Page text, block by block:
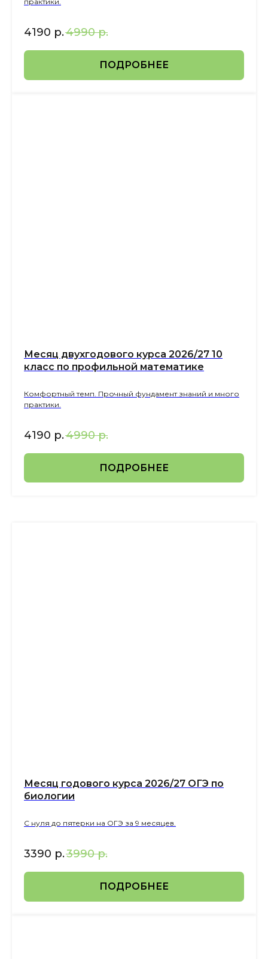
4190 р.4990 р.
ПОДРОБНЕЕ
Месяц двухгодового курса 2026/27 10
класс по профильной математике
Комфортный темп. Прочный фундамент знаний и много
практики.
4190 р.4990 р.
ПОДРОБНЕЕ
Месяц годового курса 2026/27 ОГЭ по
биологии
С нуля до пятерки на ОГЭ за 9 месяцев.
3390 р.3990 р.
ПОДРОБНЕЕ